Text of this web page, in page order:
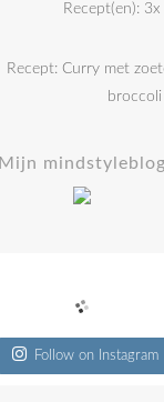
Recept(en):
Recept: Curry met
broccoli
Mijn mindstyleblog
Follow on Instagram